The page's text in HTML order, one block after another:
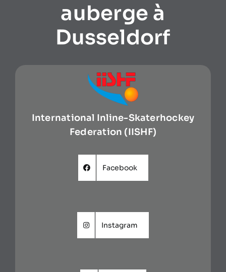
auberge à
Dusseldorf
International Inline-Skaterhockey
Federation (IISHF)
Facebook
Instagram